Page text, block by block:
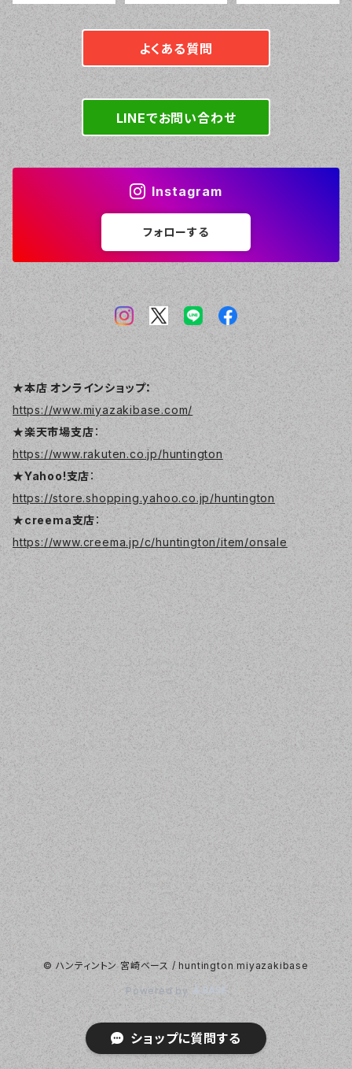
よくある質問
LINEでお問い合わせ
Instagram
フォローする
★本店 オンラインショップ：
https://www.miyazakibase.com/
★楽天市場支店：
https://www.rakuten.co.jp/huntington
★Yahoo!支店：
https://store.shopping.yahoo.co.jp/huntington
★creema支店：
https://www.creema.jp/c/huntington/item/onsale
© ハンティントン 宮崎ベース / huntington miyazakibase
Powered by
ショップに質問する